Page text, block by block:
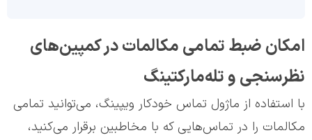
امکان ضبط تمامی مکالمات در کمپین‌های
نظرسنجی و تله‌مارکتینگ
با استفاده از ماژول تماس خودکار ویپینگ، می‌توانید تمامی
مکالمات را در تماس‌هایی که با مخاطبین برقرار می‌کنید،